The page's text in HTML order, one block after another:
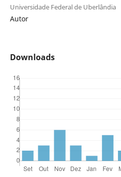
Universidade Federal de Uberlândia
Autor
Downloads